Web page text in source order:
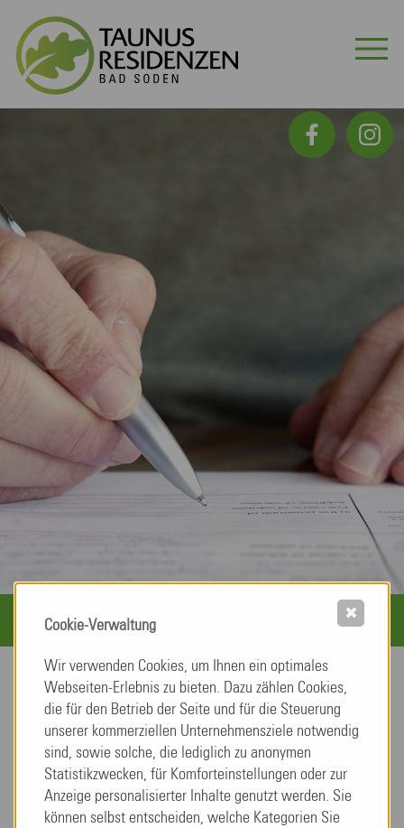
Formulare
Einzug
Hier finden Sie alle wichtigen Formulare, die für den
Einzug in die Taunus Residenzen benötigt werden.
Cookie-Verwaltung
Wir verwenden Cookies, um Ihnen ein optimales
Webseiten-Erlebnis zu bieten. Dazu zählen Cookies,
die für den Betrieb der Seite und für die Steuerung
unserer kommerziellen Unternehmensziele notwendig
sind, sowie solche, die lediglich zu anonymen
Statistikzwecken, für Komforteinstellungen oder zur
Anzeige personalisierter Inhalte genutzt werden. Sie
können selbst entscheiden, welche Kategorien Sie
✖